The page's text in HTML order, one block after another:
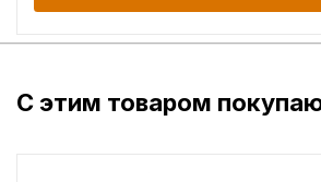
С этим товаром